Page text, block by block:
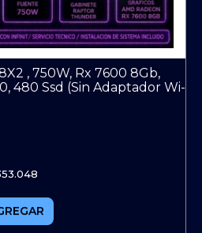
, 750W, Rx 7600 8Gb,
480 Ssd (Sin Adaptador Wi-